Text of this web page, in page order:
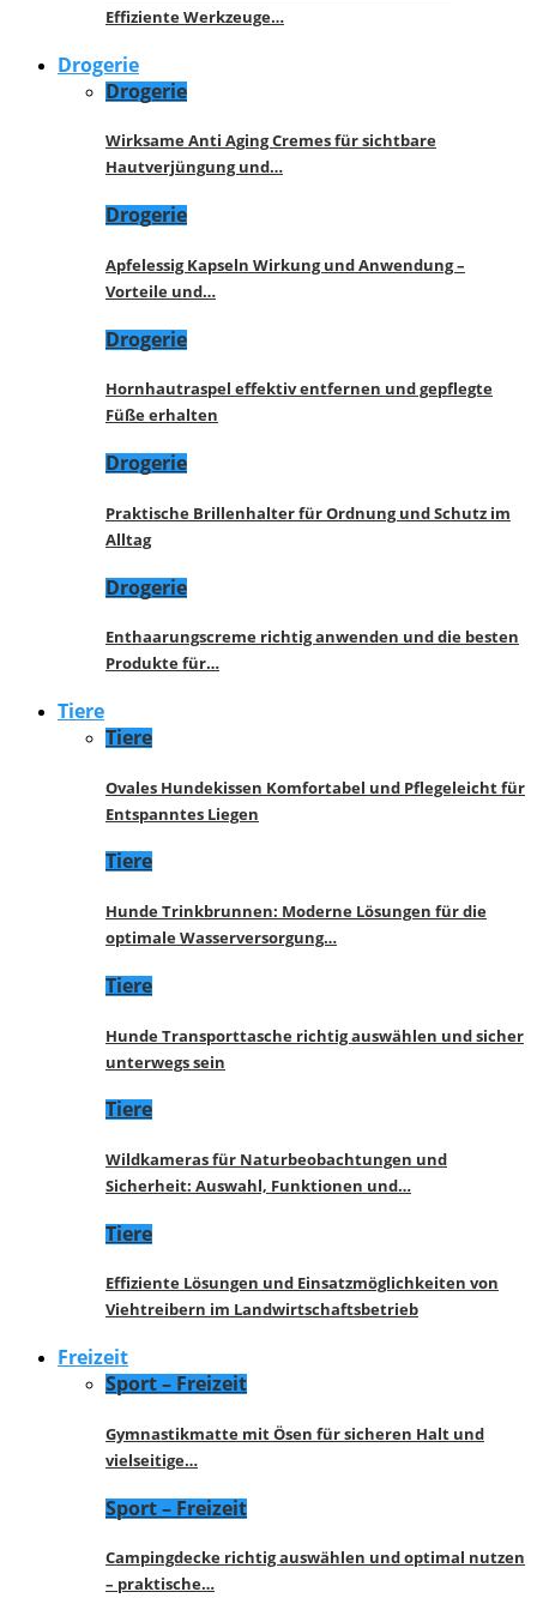
Effiziente Werkzeuge…
Drogerie
Drogerie
Wirksame Anti Aging Cremes für sichtbare
Hautverjüngung und…
Drogerie
Apfelessig Kapseln Wirkung und Anwendung –
Vorteile und…
Drogerie
Hornhautraspel effektiv entfernen und gepflegte
Füße erhalten
Drogerie
Praktische Brillenhalter für Ordnung und Schutz im
Alltag
Drogerie
Enthaarungscreme richtig anwenden und die besten
Produkte für…
Tiere
Tiere
Ovales Hundekissen Komfortabel und Pflegeleicht für
Entspanntes Liegen
Tiere
Hunde Trinkbrunnen: Moderne Lösungen für die
optimale Wasserversorgung…
Tiere
Hunde Transporttasche richtig auswählen und sicher
unterwegs sein
Tiere
Wildkameras für Naturbeobachtungen und
Sicherheit: Auswahl, Funktionen und…
Tiere
Effiziente Lösungen und Einsatzmöglichkeiten von
Viehtreibern im Landwirtschaftsbetrieb
Freizeit
Sport – Freizeit
Gymnastikmatte mit Ösen für sicheren Halt und
vielseitige…
Sport – Freizeit
Campingdecke richtig auswählen und optimal nutzen
– praktische…